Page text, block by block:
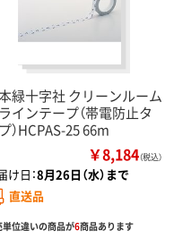
緑十字社 クリーンルーム
インテープ（帯電防止タ
）HCPAS-25 66m
￥8,184（税込）
け日：8月26日（水）まで
直送品
単位違いの商品が6商品あります